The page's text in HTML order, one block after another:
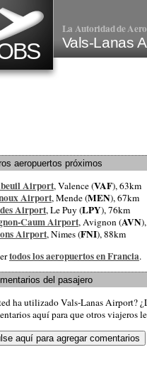
La Autoridad de
Vals-Lanas
aeropuertos próximos
Airport, Valence (VAF), 63km
Airport, Mende (MEN), 67km
Airport, Le Puy (LPY), 76km
Caum Airport, Avignon (AVN
Airport, Nimes (FNI), 88km
todos los aeropuertos en Francia.
del pasajero
ha utilizado Vals-Lanas Airport?
aquí para que otros viajeros